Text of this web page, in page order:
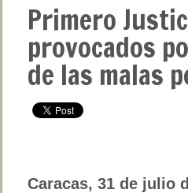
Primero
provocados
de las malas
Caracas, 31 de julio